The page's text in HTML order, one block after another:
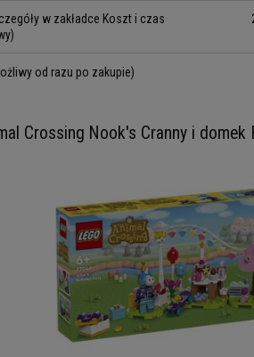
w zakładce Koszt i czas
od razu po zakupie)
Crossing Nook's Cranny i